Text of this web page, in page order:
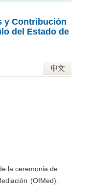
y Contribución
del Estado de
la ceremonia de
(OIMed).